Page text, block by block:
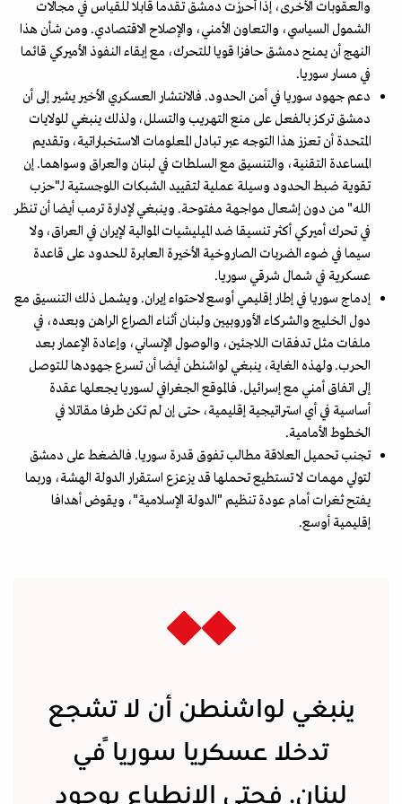
والعقوبات الأخرى، إذا أحرزت دمشق تقدما قابلا للقياس في مجالات
الشمول السياسي، والتعاون الأمني، والإصلاح الاقتصادي. ومن شأن هذا
النهج أن يمنح دمشق حافزا قويا للتحرك، مع إبقاء النفوذ الأميركي قائما
في مسار سوريا.
دعم جهود سوريا في أمن الحدود. فالانتشار العسكري الأخير يشير إلى أن
دمشق تركز بالفعل على منع التهريب والتسلل، ولذلك ينبغي للولايات
المتحدة أن تعزز هذا التوجه عبر تبادل المعلومات الاستخباراتية، وتقديم
المساعدة التقنية، والتنسيق مع السلطات في لبنان والعراق وسواهما. إن
تقوية ضبط الحدود وسيلة عملية لتقييد الشبكات اللوجستية لـ"حزب
الله" من دون إشعال مواجهة مفتوحة. وينبغي لإدارة ترمب أيضا أن تنظر
في تحرك أميركي أكثر تنسيقا ضد الميليشيات الموالية لإيران في العراق، ولا
سيما في ضوء الضربات الصاروخية الأخيرة العابرة للحدود على قاعدة
عسكرية في شمال شرقي سوريا.
إدماج سوريا في إطار إقليمي أوسع لاحتواء إيران. ويشمل ذلك التنسيق مع
دول الخليج والشركاء الأوروبيين ولبنان أثناء الصراع الراهن وبعده، في
ملفات مثل تدفقات اللاجئين، والوصول الإنساني، وإعادة الإعمار بعد
الحرب. ولهذه الغاية، ينبغي لواشنطن أيضا أن تسرع جهودها للتوصل
إلى اتفاق أمني مع إسرائيل. فالموقع الجغرافي لسوريا يجعلها عقدة
أساسية في أي استراتيجية إقليمية، حتى إن لم تكن طرفا مقاتلا في
الخطوط الأمامية.
تجنب تحميل العلاقة مطالب تفوق قدرة سوريا. فالضغط على دمشق
لتولي مهمات لا تستطيع تحملها قد يزعزع استقرار الدولة الهشة، وربما
يفتح ثغرات أمام عودة تنظيم "الدولة الإسلامية"، ويقوض أهدافا
إقليمية أوسع.
ينبغي لواشنطن أن لا تشجع
تدخلا عسكريا سورياً في
لبنان. فحتى الانطباع بوجود